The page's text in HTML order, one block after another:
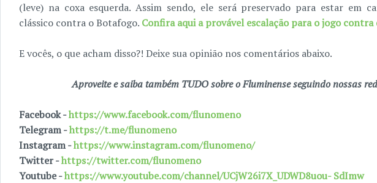
(leve) na coxa esquerda. Assim sendo, ele será preservado para estar em
clássico contra o Botafogo. Confira aqui a provável escalação para o jogo contra
E vocês, o que acham disso?! Deixe sua opinião nos comentários abaixo.
Aproveite e saiba também TUDO sobre o Fluminense seguindo nossas
Facebook -https://www.facebook.com/flunomeno
Telegram -https://t.me/flunomeno
Instagram -https://www.instagram.com/flunomeno/
Twitter -https://twitter.com/flunomeno
Youtube -https://www.youtube.com/channel/UCjW26i7X_UDWD8uou- SdImw